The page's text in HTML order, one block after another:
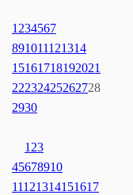
1 234567
891011121314
15161718192021
22232425262728
2930
1 23
45678910
11121314151617